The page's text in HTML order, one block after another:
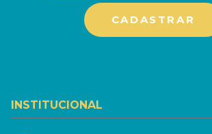
INSTITUCIONAL